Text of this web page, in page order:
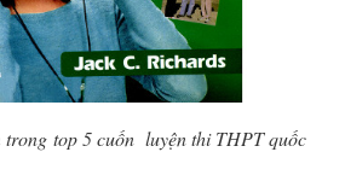
trong top 5 cuốn luyện thi THPT quốc